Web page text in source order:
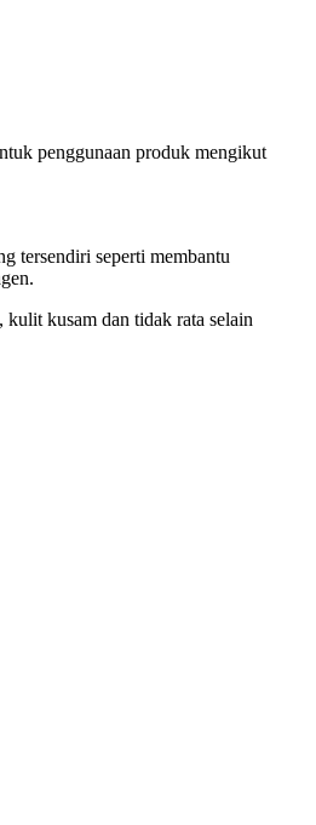
penggunaan produk mengikut
tersendiri seperti membantu
kusam dan tidak rata selain